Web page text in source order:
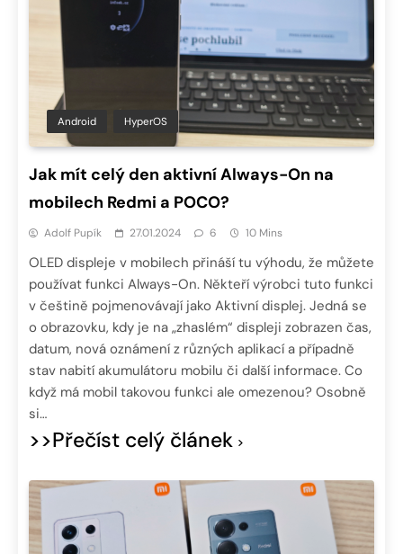
Android HyperOS
Jak mít celý den aktivní Always-On na
mobilech Redmi a POCO?
Adolf Pupík 27.01.2024 6 10 Mins
OLED displeje v mobilech přináší tu výhodu, že můžete
používat funkci Always-On. Někteří výrobci tuto funkci
v češtině pojmenovávají jako Aktivní displej. Jedná se
o obrazovku, kdy je na „zhaslém“ displeji zobrazen čas,
datum, nová oznámení z různých aplikací a případně
stav nabití akumulátoru mobilu či další informace. Co
když má mobil takovou funkci ale omezenou? Osobně
si…
>>Přečíst celý článek